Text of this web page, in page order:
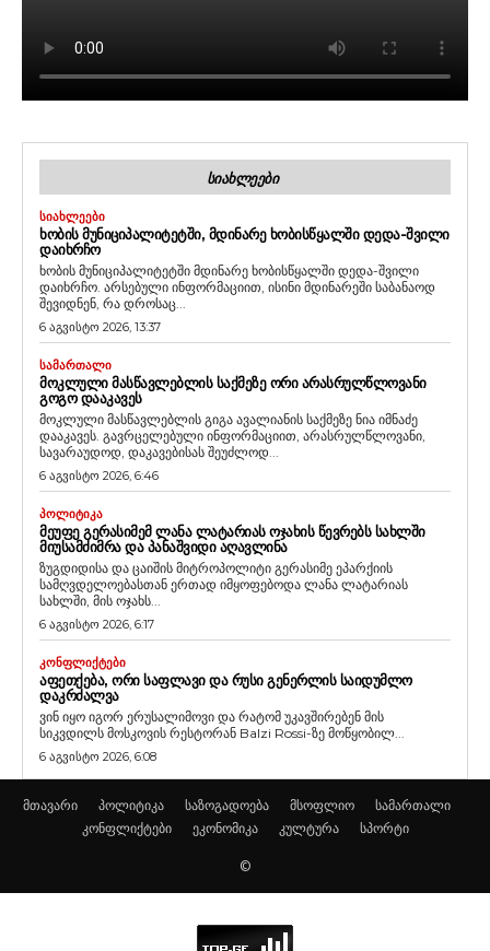
ᲡᲘᲐᲮᲚᲔᲔᲑᲘ
ᲡᲘᲐᲮᲚᲔᲔᲑᲘ
ᲮᲝᲑᲘᲡ ᲛᲣᲜᲘᲪᲘᲞᲐᲚᲘᲢᲔᲢᲨᲘ, ᲛᲓᲘᲜᲐᲠᲔ ᲮᲝᲑᲘᲡᲬᲧᲐᲚᲨᲘ ᲓᲔᲓᲐ-ᲨᲕᲘᲚᲘ
ᲓᲐᲘᲮᲠᲩᲝ
ხობის მუნიციპალიტეტში მდინარე ხობისწყალში დედა-შვილი
დაიხრჩო. არსებული ინფორმაციით, ისინი მდინარეში საბანაოდ
შევიდნენ, რა დროსაც...
6 აგვისტო 2026, 13:37
ᲡᲐᲛᲐᲠᲗᲐᲚᲘ
ᲛᲝᲙᲚᲣᲚᲘ ᲛᲐᲡᲬᲐᲕᲚᲔᲑᲚᲘᲡ ᲡᲐᲥᲛᲔᲖᲔ ᲝᲠᲘ ᲐᲠᲐᲡᲠᲣᲚᲬᲚᲝᲕᲐᲜᲘ
ᲒᲝᲒᲝ ᲓᲐᲐᲙᲐᲕᲔᲡ
მოკლული მასწავლებლის გიგა ავალიანის საქმეზე ნია იმნაძე
დააკავეს. გავრცელებული ინფორმაციით, არასრულწლოვანი,
სავარაუდოდ, დაკავებისას შეუძლოდ...
6 აგვისტო 2026, 6:46
ᲞᲝᲚᲘᲢᲘᲙᲐ
ᲛᲔᲣᲤᲔ ᲒᲔᲠᲐᲡᲘᲛᲔᲛ ᲚᲐᲜᲐ ᲚᲐᲢᲐᲠᲘᲐᲡ ᲝᲯᲐᲮᲘᲡ ᲬᲔᲕᲠᲔᲑᲡ ᲡᲐᲮᲚᲨᲘ
ᲛᲘᲣᲡᲐᲛᲫᲘᲛᲠᲐ ᲓᲐ ᲞᲐᲜᲐᲨᲕᲘᲓᲘ ᲐᲦᲐᲕᲚᲘᲜᲐ
ზუგდიდისა და ცაიშის მიტროპოლიტი გერასიმე ეპარქიის
სამღვდელოებასთან ერთად იმყოფებოდა ლანა ლატარიას
სახლში, მის ოჯახს...
6 აგვისტო 2026, 6:17
ᲙᲝᲜᲤᲚᲘᲥᲢᲔᲑᲘ
ᲐᲤᲔᲗᲥᲔᲑᲐ, ᲝᲠᲘ ᲡᲐᲤᲚᲐᲕᲘ ᲓᲐ ᲠᲣᲡᲘ ᲒᲔᲜᲔᲠᲚᲘᲡ ᲡᲐᲘᲓᲣᲛᲚᲝ
ᲓᲐᲙᲠᲫᲐᲚᲕᲐ
ვინ იყო იგორ ერუსალიმოვი და რატომ უკავშირებენ მის
სიკვდილს მოსკოვის რესტორან Balzi Rossi-ზე მოწყობილ...
6 აგვისტო 2026, 6:08
მთავარი პოლიტიკა საზოგადოება მსოფლიო
სამართალი
კონფლიქტები
ეკონომიკა კულტურა სპორტი
©